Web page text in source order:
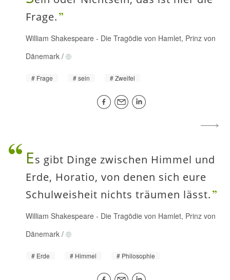
Frage.
William Shakespeare - Die Tragödie von Hamlet, Prinz von
Dänemark /
Frage sein Zweifel
Es gibt Dinge zwischen Himmel und
Erde, Horatio, von denen sich eure
Schulweisheit nichts träumen lässt.
William Shakespeare - Die Tragödie von Hamlet, Prinz von
Dänemark /
Erde Himmel Philosophie